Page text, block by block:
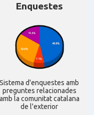
(Maison de
Nantes "Tirant lo
de Llenguadoc
Enquestes
Sistema d'enquestes amb
preguntes relacionades
amb la comunitat catalana
de l'exterior